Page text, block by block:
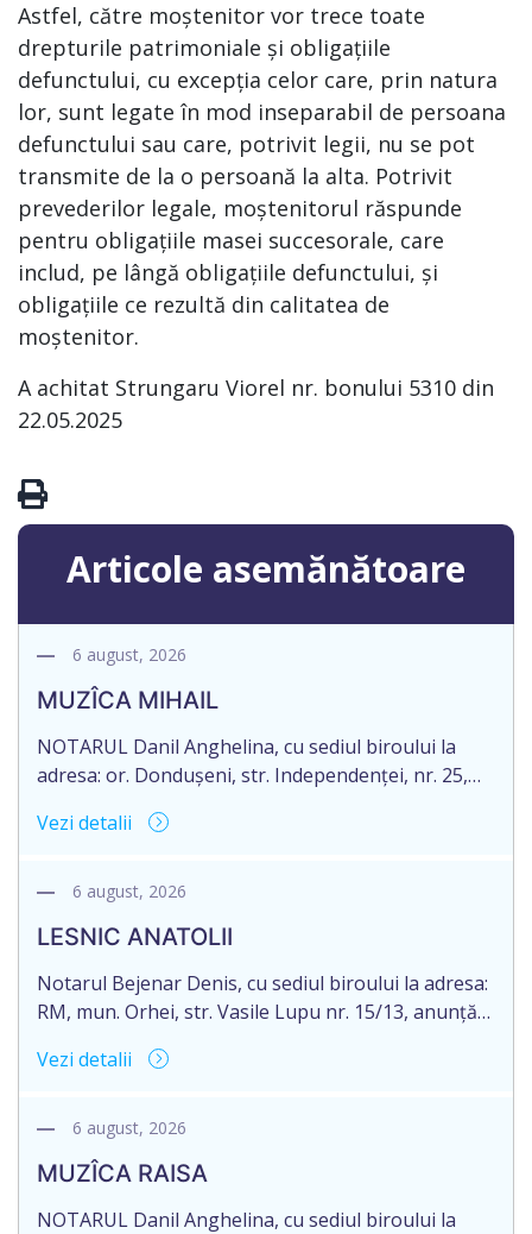
Astfel, către moștenitor vor trece toate
drepturile patrimoniale și obligațiile
defunctului, cu excepția celor care, prin natura
lor, sunt legate în mod inseparabil de persoana
defunctului sau care, potrivit legii, nu se pot
transmite de la o persoană la alta. Potrivit
prevederilor legale, moștenitorul răspunde
pentru obligațiile masei succesorale, care
includ, pe lângă obligațiile defunctului, și
obligațiile ce rezultă din calitatea de
moștenitor.
A achitat Strungaru Viorel nr. bonului 5310 din
22.05.2025
Articole asemănătoare
6 august, 2026
MUZÎCA MIHAIL
NOTARUL Danil Anghelina, cu sediul biroului la
adresa: or. Dondușeni, str. Independenței, nr. 25,
în urma decesului MUZÎCA MIHAIL, decedat la 03
data 05.09.1943. Eliberarea certificatului de
06 noiembrie 2026. În conformitate cu prevederile
art. 2390 alin. […]
Vezi detalii
6 august, 2026
LESNIC ANATOLII
Notarul Bejenar Denis, cu sediul biroului la adresa:
RM, mun. Orhei, str. Vasile Lupu nr. 15/13, anunță
decesului dlui LESNIC ANATOLII, cetățean al
1965, IDNP: 2005027011606, decedat la data de 17
noiembrie 2025. Eliberarea certificatului de
moștenitor este planificată în prealabil […]
Vezi detalii
6 august, 2026
MUZÎCA RAISA
NOTARUL Danil Anghelina, cu sediul biroului la